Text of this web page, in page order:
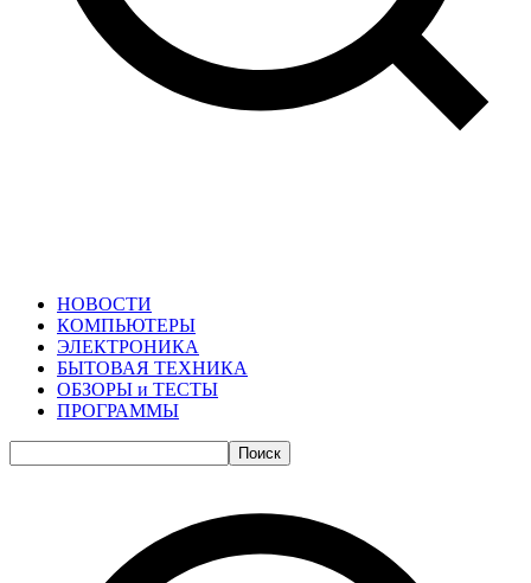
НОВОСТИ
КОМПЬЮТЕРЫ
ЭЛЕКТРОНИКА
БЫТОВАЯ ТЕХНИКА
ОБЗОРЫ и ТЕСТЫ
ПРОГРАММЫ
Поиск